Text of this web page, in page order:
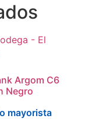
Argom C6
Negro
mayorista